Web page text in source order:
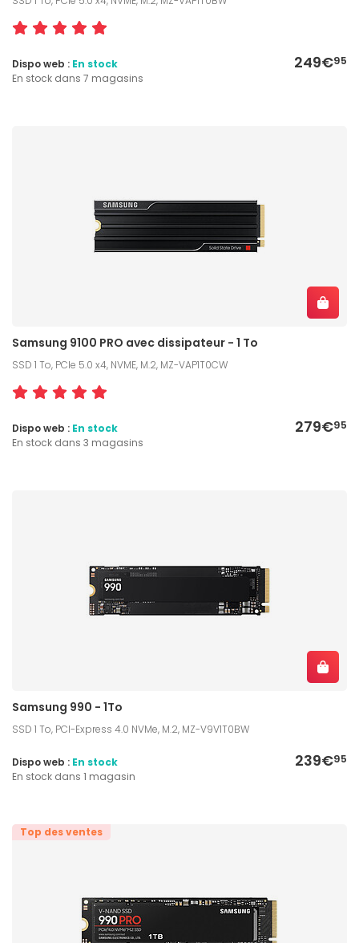
249€95
Dispo web : En stock
En stock dans 7 magasins
Samsung 9100 PRO avec dissipateur - 1 To
SSD 1 To, PCIe 5.0 x4, NVME, M.2, MZ-VAP1T0CW
279€95
Dispo web : En stock
En stock dans 3 magasins
Samsung 990 - 1To
SSD 1 To, PCI-Express 4.0 NVMe, M.2, MZ-V9V1T0BW
239€95
Dispo web : En stock
En stock dans 1 magasin
Top des ventes